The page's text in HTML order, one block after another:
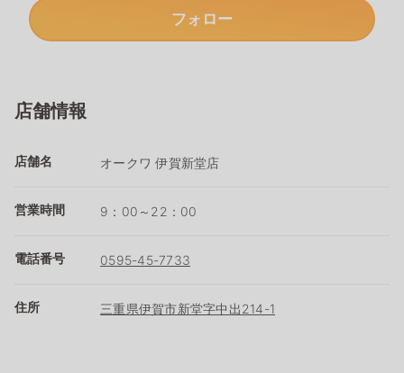
フォロー
店舗情報
店舗名 オークワ 伊賀新堂店
営業時間 9：00～22：00
電話番号 0595-45-7733
住所 三重県伊賀市新堂字中出214-1